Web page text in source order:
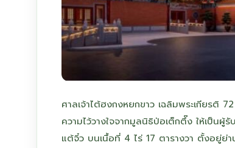
ศาลเจ้าไต้ฮงกงหยกขาว เฉลิมพระเกียรติ
ความไว้วางใจจากมูลนิธิป่อเต็กตึ๊ง ให้เป็น
แต้จิ๋ว บนเนื้อที่ 4 ไร่ 17 ตารางวา ตั้งอยู่ย่